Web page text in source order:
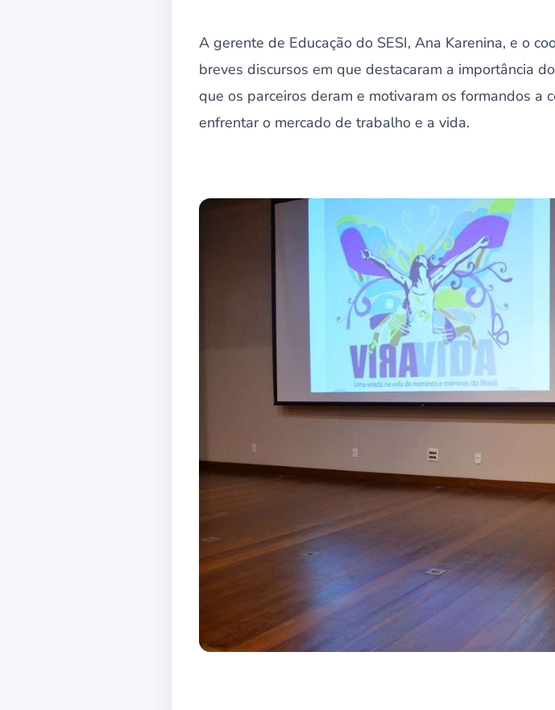
A gerente de Educação do SESI, Ana Karenina, e o
breves discursos em que destacaram a importância
que os parceiros deram e motivaram os formandos a
enfrentar o mercado de trabalho e a vida.